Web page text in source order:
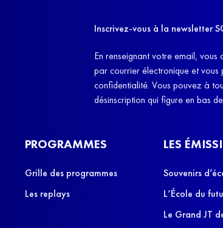
Inscrivez-vous à la newsletter
En renseignant votre email,
par courrier électronique et
confidentialité. Vous pouvez à
désinscription qui figure en bas
PROGRAMMES
Grille des programmes
Les replays
LES
Souvenirs
L’École du
Le Grand JT